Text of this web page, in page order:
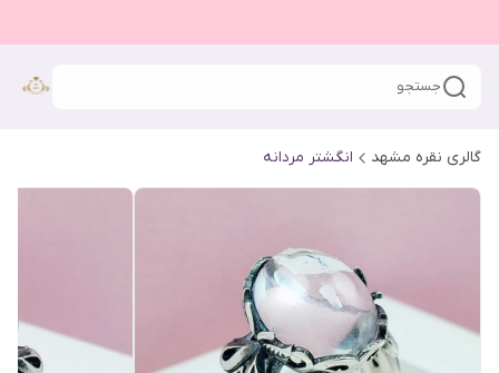
جستجو
گالری نقره مشهد انگشتر مردانه